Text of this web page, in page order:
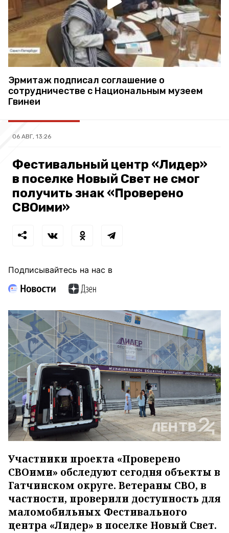
Эрмитаж подписал соглашение о
сотрудничестве с Национальным музеем
Гвинеи
06 АВГ, 13:26
Фестивальный центр «Лидер»
в поселке Новый Свет не смог
получить знак «Проверено
СВОими»
Подписывайтесь на нас в
Участники проекта «Проверено
СВОими» обследуют сегодня объекты в
Гатчинском округе. Ветераны СВО, в
частности, проверили доступность для
маломобильных Фестивального
центра «Лидер» в поселке Новый Свет.